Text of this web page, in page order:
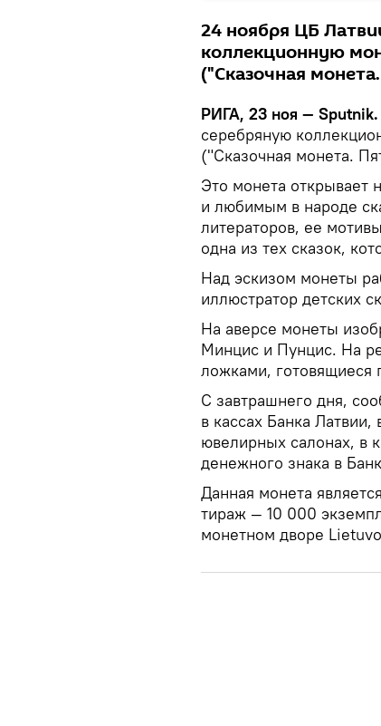
24 ноября ЦБ
коллекционную
("Сказочная
РИГА, 23 ноя — Sputnik.
серебряную
("Сказочная монета.
Это монета
и любимым в народе
литераторов, ее
одна из тех сказок,
Над эскизом монеты
иллюстратор детских
На аверсе монеты
Минцис и Пунцис. На
ложками, готовящиеся
С завтрашнего дня,
в кассах Банка
ювелирных салонах, в
денежного знака в
Данная монета
тираж — 10 000
монетном дворе